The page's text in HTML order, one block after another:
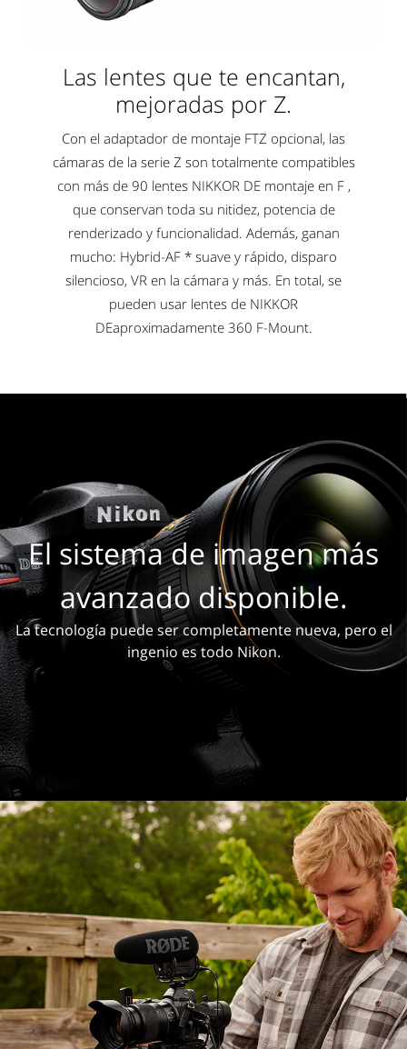
Las lentes que te encantan,
mejoradas por Z.
Con el adaptador de montaje FTZ opcional, las
cámaras de la serie Z son totalmente compatibles
con más de 90 lentes NIKKOR DE montaje en F ,
que conservan toda su nitidez, potencia de
renderizado y funcionalidad. Además, ganan
mucho: Hybrid-AF * suave y rápido, disparo
silencioso, VR en la cámara y más. En total, se
pueden usar lentes de NIKKOR
DEaproximadamente 360 F-Mount.
El sistema de imagen más
avanzado disponible.
La tecnología puede ser completamente nueva, pero el
ingenio es todo Nikon.